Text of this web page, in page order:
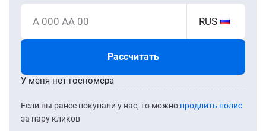
А 000 АА 00 RUS
Рассчитать
Если вы ранее покупали у нас, то можно продлить полис
за пару кликов
У меня нет госномера